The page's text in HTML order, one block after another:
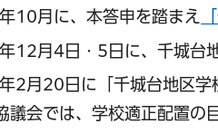
10月に、本答申を踏まえ
12月4日・5日に、千城台
2月20日に「千城台地区学
議会では、学校適正配置の